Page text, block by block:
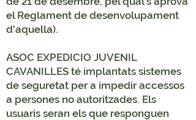
el Reglament de desenvolupament
d'aquella).
ASOC EXPEDICIO JUVENIL
CAVANILLES té implantats sistemes
de seguretat per a impedir accessos
a persones no autoritzades. Els
usuaris seran els que responguen